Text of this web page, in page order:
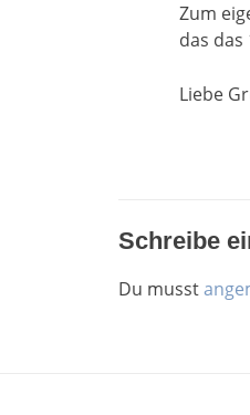
Zum
das
Liebe
Schreibe
Du musst